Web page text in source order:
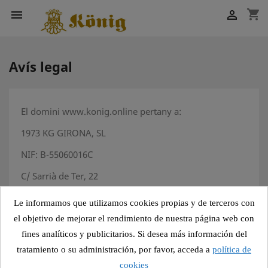
 shopping_cart

Avís legal
El domini www.konig.online pertany a:
1973 KG GIRONA, SL
NIF: B-55060016C
C/ Sarrià de Ter, 22
Pol. Ind. Mas Xirgu 17005, GIRONA
Propietat intel·lectual i industrial
Aquest web ha estat creada per 1.973 KG GIRONA, SL
(KÖNIG), amb caràcter comercial i d’ús personal i
professional. KÖNIG és propietari d’aquest lloc web i
Le informamos que utilizamos cookies propias y de terceros con
el objetivo de mejorar el rendimiento de nuestra página web con
fines analíticos y publicitarios. Si desea más información del
tratamiento o su administración, por favor, acceda a política de
cookies